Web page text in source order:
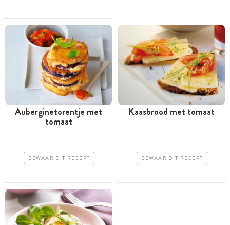
Auberginetorentje met
tomaat
BEWAAR DIT RECEPT
Kaasbrood met tomaat
BEWAAR DIT RECEPT